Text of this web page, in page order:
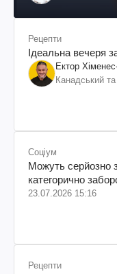
Рецепти
Ідеальна вечеря
Ектор
Канадський
Соціум
Можуть серйозно
категорично
23.07.2026 15:16
Рецепти